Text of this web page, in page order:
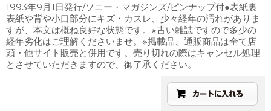
1993年9月1日発行/ソニー・マガジンズ/ピンナップ付●表紙裏
表紙や背や小口部分にキズ・カスレ、少々経年の汚れがありま
すが、本文は概ね良好な状態です。※古い雑誌ですので多少の
経年劣化はご理解くださいませ。※掲載品、通販商品は全て店
頭・他サイト販売と併用です。売り切れの際はキャンセル処理
とさせていただきますので、御了承ください。